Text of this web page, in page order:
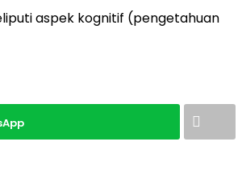
aspek kognitif (pengetahuan